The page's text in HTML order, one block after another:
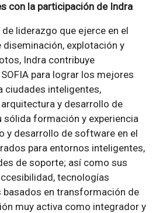
con la participación de Indra
liderazgo que ejerce en el
explotación y
Indra contribuye
para lograr los mejores
ciudades inteligentes,
y desarrollo de
sólida formación y experiencia
y desarrollo de software en el
para entornos inteligentes,
de soporte; así como sus
tecnologías
en transformación de
muy activa como integrador y